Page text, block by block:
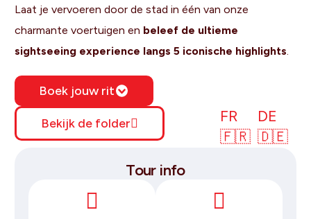
Laat je vervoeren door de stad in één van onze
charmante voertuigen en beleef de ultieme
sightseeing experience langs 5 iconische highlights.
Boek jouw rit
Bekijk de folder
FR
🇫🇷
DE
🇩🇪
Tour info